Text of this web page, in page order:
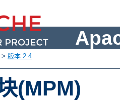
> 版本 2.4
(MPM)